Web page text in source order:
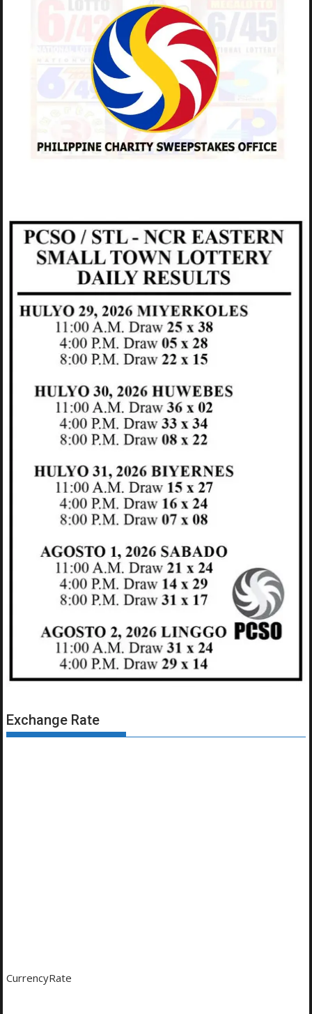
Exchange Rate
CurrencyRate